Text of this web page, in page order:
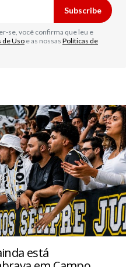
Subscribe
se, você confirma que leu e
de Usoe as nossas Políticas de
está